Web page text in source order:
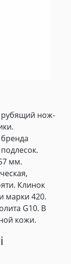
рубящий нож-
мм.
Клинок
марки 420.
G10. В
кожи.